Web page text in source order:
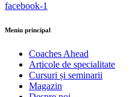
facebook-1
Meniu principal
Coaches Ahead
Articole de specialitate
Cursuri și seminarii
Magazin